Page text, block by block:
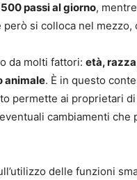
passi al giorno,
però si colloca nel
da molti fattori: età,
animale. È in questo
permette ai proprietari
cambiamenti
delle funzioni